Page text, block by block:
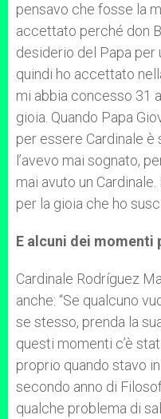
pensavo che fosse la
accettato perché don
desiderio del Papa per
quindi ho accettato
mi abbia concesso 31
gioia. Quando Papa
per essere Cardinale è
l’avevo mai sognato,
mai avuto un
per la gioia che ho
E alcuni dei momenti
Cardinale Rodríguez
anche: “Se qualcuno
se stesso, prenda la
questi momenti c’è
proprio quando stavo
secondo anno di
qualche problema di